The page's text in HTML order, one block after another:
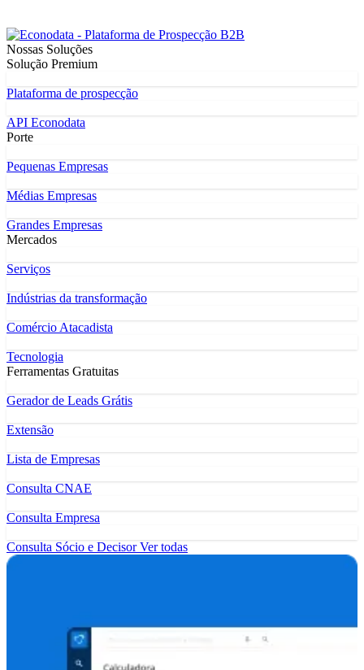
Nossas Soluções
Solução Premium
Plataforma de prospecção
API Econodata
Porte
Pequenas Empresas
Médias Empresas
Grandes Empresas
Mercados
Serviços
Indústrias da transformação
Comércio Atacadista
Tecnologia
Ferramentas Gratuitas
Gerador de Leads Grátis
Extensão
Lista de Empresas
Consulta CNAE
Consulta Empresa
Consulta Sócio e DecisorVer todas